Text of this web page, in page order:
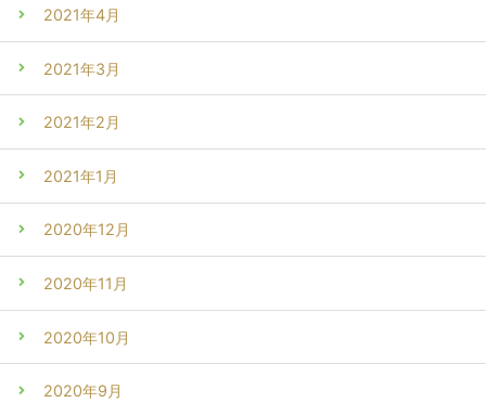
2021年4月
2021年3月
2021年2月
2021年1月
2020年12月
2020年11月
2020年10月
2020年9月